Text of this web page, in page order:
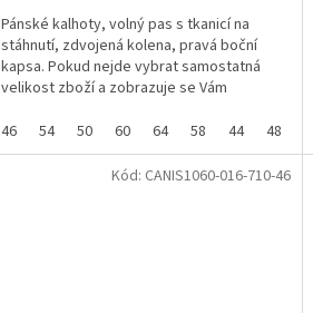
52 56 62
Pánské kalhoty, volný pas s tkanicí na
stáhnutí, zdvojená kolena, pravá boční
kapsa. Pokud nejde vybrat samostatná
velikost zboží a zobrazuje se Vám
46
54 50 60 64 58 44 48
Kód: CANIS1060-016-710-46